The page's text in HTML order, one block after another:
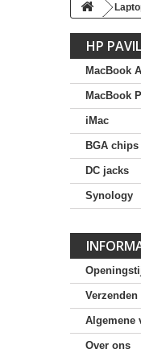
HP
MacBook
MacBook
iMac
BGA chips
DC jacks
Synology
Verzenden
Algemene
Over ons